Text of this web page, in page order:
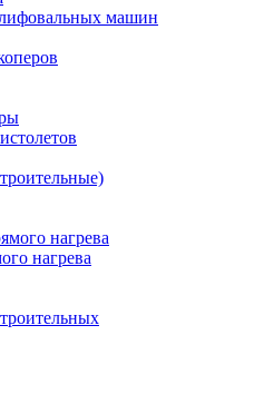
машин
нагрева
нагрева